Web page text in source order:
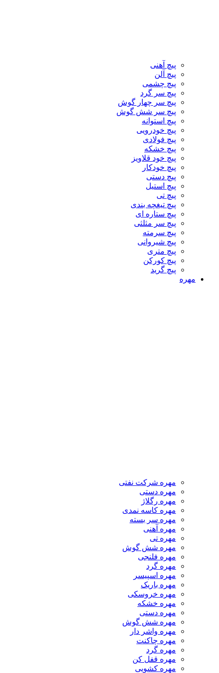
پیچ آهنی
پیچ آلن
پیچ چشمی
پیچ سر گرد
پیچ سر چهار گوش
پیچ سر شش گوش
پیچ استوانه
پیچ خودرویی
پیچ فولادی
پیچ خشکه
پیچ خود قلاویز
پیچ خودکار
پیچ دستی
پیچ استیل
پیچ تی
پیچ تیغچه بندی
پیچ ستاره ای
پیچ سر مثلثی
پیچ سرمته
پیچ شیروانی
پیچ متری
پیچ کورکن
پیچ گرید
مهره
مهره شرکت نفتی
مهره دستی
مهره رگلاژ
مهره کاسه نمدی
مهره سر بسته
مهره آهنی
مهره تی
مهره شش گوش
مهره فلنجی
مهره گرد
مهره اسپیسر
مهره باریک
مهره خروسکی
مهره خشکه
مهره دستی
مهره شش گوش
مهره واشر دار
مهره چاکنت
مهره گرد
مهره قفل کن
مهره کشویی